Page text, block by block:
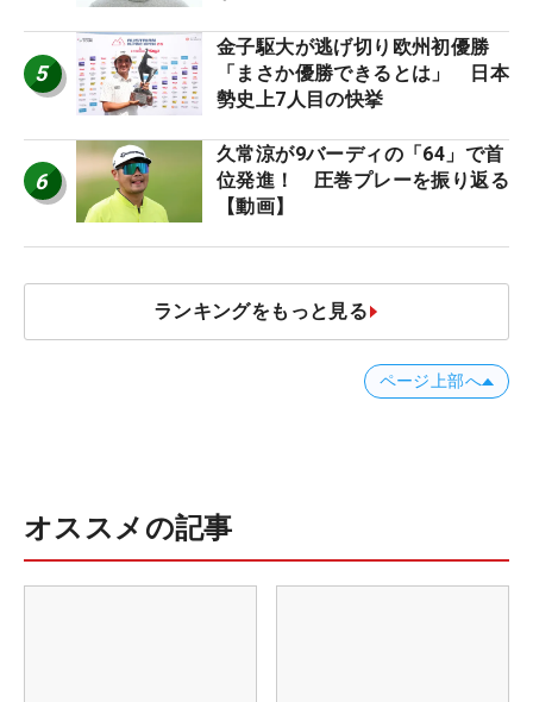
5
金子駆大が逃げ切り欧州初優勝
「まさか優勝できるとは」 日本
勢史上7人目の快挙
6
久常涼が9バーディの「64」で首
位発進！ 圧巻プレーを振り返る
【動画】
ランキングをもっと見る
ページ上部へ
オススメの記事